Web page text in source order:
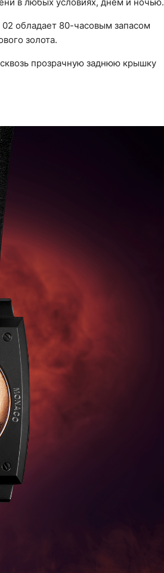
в любых условиях, днем и ночью.
обладает 80-часовым запасом
золота.
прозрачную заднюю крышку